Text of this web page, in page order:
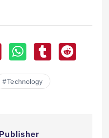
Technology
Publisher